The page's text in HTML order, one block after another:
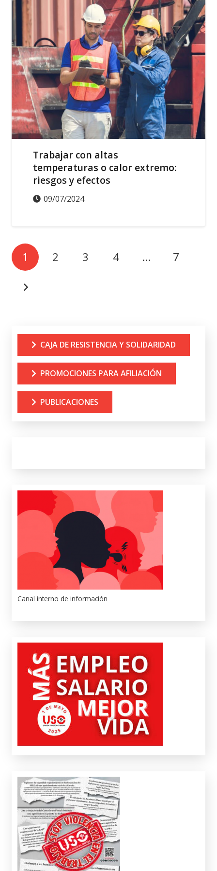
Trabajar con altas
temperaturas o calor extremo:
riesgos y efectos
09/07/2024
1 2 3 4 … 7
CAJA DE RESISTENCIA Y SOLIDARIDAD
PROMOCIONES PARA AFILIACIÓN
PUBLICACIONES
Canal interno de información